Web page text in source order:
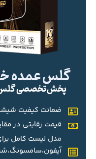
گلس عمده
پخش تخصصی
ضمانت کیفیت
قیمت رقابتی در
مدل لیست کامل